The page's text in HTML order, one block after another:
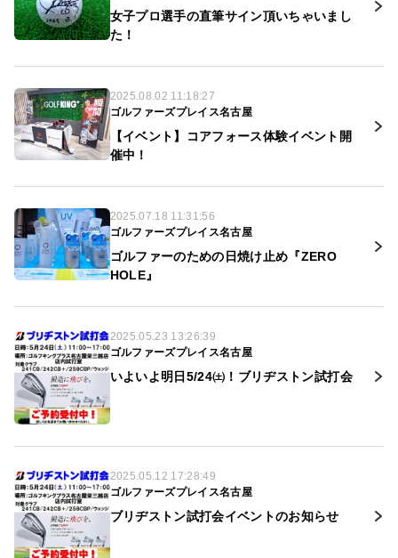
女子プロ選手の直筆サイン頂いちゃいまし
た！
2025.08.02 11:18:27
ゴルファーズプレイス名古屋
【イベント】コアフォース体験イベント開
催中！
2025.07.18 11:31:56
ゴルファーズプレイス名古屋
ゴルファーのための日焼け止め『ZERO
HOLE』
2025.05.23 13:26:39
ゴルファーズプレイス名古屋
いよいよ明日5/24㈯！ブリヂストン試打会
2025.05.12 17:28:49
ゴルファーズプレイス名古屋
ブリヂストン試打会イベントのお知らせ